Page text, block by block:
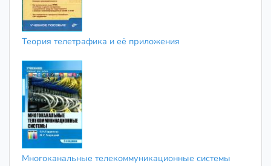
Теория телетрафика и её приложения
Многоканальные телекоммуникационные системы